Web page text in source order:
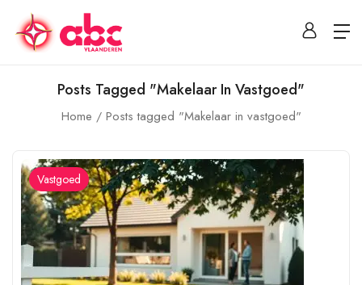
Posts Tagged "Makelaar In Vastgoed"
Home Posts tagged "Makelaar in vastgoed"
Vastgoed